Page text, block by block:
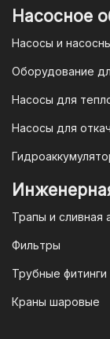
быть
в
ЦЕНТРА
Насосное
Насосы и
Оборудование
Насосы для
Насосы для
Трапы и сливная
Фильтры
Трубные фитинги
Краны шаровые